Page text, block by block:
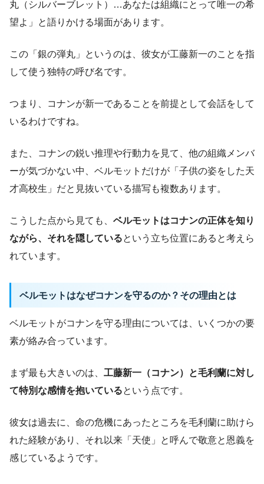
丸（シルバーブレット）…あなたは組織にとって唯一の希
望よ」と語りかける場面があります。
この「銀の弾丸」というのは、彼女が工藤新一のことを指
して使う独特の呼び名です。
つまり、コナンが新一であることを前提として会話をして
いるわけですね。
また、コナンの鋭い推理や行動力を見て、他の組織メンバ
ーが気づかない中、ベルモットだけが「子供の姿をした天
才高校生」だと見抜いている描写も複数あります。
こうした点から見ても、 ベルモットはコナンの正体を知り
ながら、それを隠しているという立ち位置にあると考えら
れています。
ベルモットはなぜコナンを守るのか？その理由とは
ベルモットがコナンを守る理由については、いくつかの要
素が絡み合っています。
まず最も大きいのは、 工藤新一（コナン）と毛利蘭に対し
て特別な感情を抱いているという点です。
彼女は過去に、命の危機にあったところを毛利蘭に助けら
れた経験があり、それ以来「天使」と呼んで敬意と恩義を
感じているようです。